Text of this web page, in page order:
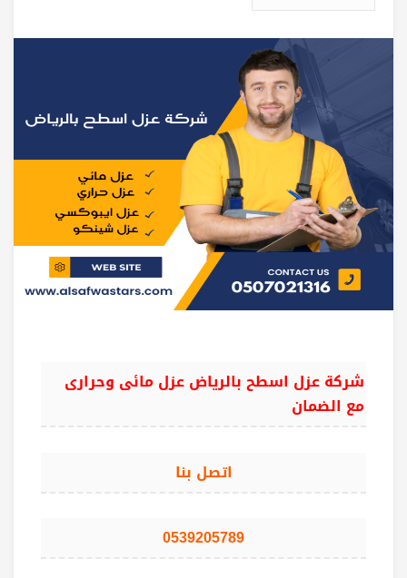
شركة عزل اسطح بالرياض عزل مائى وحرارى
مع الضمان
اتصل بنا
0539205789